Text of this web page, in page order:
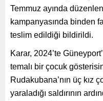
Temmuz ayında
kampanyasında binden
teslim edildiği bildirildi.
Karar, 2024’te
temalı bir çocuk
Rudakubana’nın üç kız
yaraladığı saldırının